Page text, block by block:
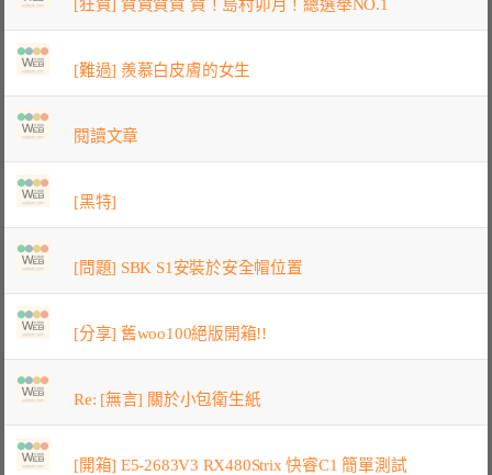
[狂賀] 賀賀賀賀 賀！島村卯月！總選舉NO.1
[難過] 羨慕白皮膚的女生
閱讀文章
[黑特]
[問題] SBK S1安裝於安全帽位置
[分享] 舊woo100絕版開箱!!
Re: [無言] 關於小包衛生紙
[開箱] E5-2683V3 RX480Strix 快睿C1 簡單測試